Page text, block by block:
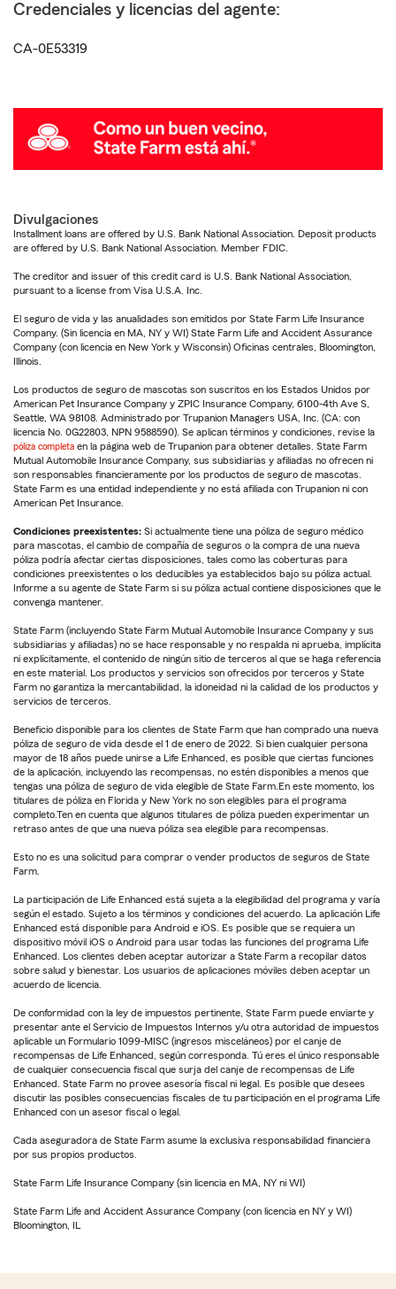
Credenciales y licencias del agente:
CA-0E53319
Divulgaciones
Installment loans are offered by U.S. Bank National Association. Deposit products
are offered by U.S. Bank National Association. Member FDIC.
The creditor and issuer of this credit card is U.S. Bank National Association,
pursuant to a license from Visa U.S.A. Inc.
El seguro de vida y las anualidades son emitidos por State Farm Life Insurance
Company. (Sin licencia en MA, NY y WI) State Farm Life and Accident Assurance
Company (con licencia en New York y Wisconsin) Oficinas centrales, Bloomington,
Illinois.
Los productos de seguro de mascotas son suscritos en los Estados Unidos por
American Pet Insurance Company y ZPIC Insurance Company, 6100-4th Ave S,
Seattle, WA 98108. Administrado por Trupanion Managers USA, Inc. (CA: con
licencia No. 0G22803, NPN 9588590). Se aplican términos y condiciones, revise la
póliza completa en la página web de Trupanion para obtener detalles. State Farm
Mutual Automobile Insurance Company, sus subsidiarias y afiliadas no ofrecen ni
son responsables financieramente por los productos de seguro de mascotas.
State Farm es una entidad independiente y no está afiliada con Trupanion ni con
American Pet Insurance.
Condiciones preexistentes: Si actualmente tiene una póliza de seguro médico
para mascotas, el cambio de compañía de seguros o la compra de una nueva
póliza podría afectar ciertas disposiciones, tales como las coberturas para
condiciones preexistentes o los deducibles ya establecidos bajo su póliza actual.
Informe a su agente de State Farm si su póliza actual contiene disposiciones que le
convenga mantener.
State Farm (incluyendo State Farm Mutual Automobile Insurance Company y sus
subsidiarias y afiliadas) no se hace responsable y no respalda ni aprueba, implícita
ni explícitamente, el contenido de ningún sitio de terceros al que se haga referencia
en este material. Los productos y servicios son ofrecidos por terceros y State
Farm no garantiza la mercantabilidad, la idoneidad ni la calidad de los productos y
servicios de terceros.
Beneficio disponible para los clientes de State Farm que han comprado una nueva
póliza de seguro de vida desde el 1 de enero de 2022. Si bien cualquier persona
mayor de 18 años puede unirse a Life Enhanced, es posible que ciertas funciones
de la aplicación, incluyendo las recompensas, no estén disponibles a menos que
tengas una póliza de seguro de vida elegible de State Farm.En este momento, los
titulares de póliza en Florida y New York no son elegibles para el programa
completo.Ten en cuenta que algunos titulares de póliza pueden experimentar un
retraso antes de que una nueva póliza sea elegible para recompensas.
Esto no es una solicitud para comprar o vender productos de seguros de State
Farm.
La participación de Life Enhanced está sujeta a la elegibilidad del programa y varía
según el estado. Sujeto a los términos y condiciones del acuerdo. La aplicación Life
Enhanced está disponible para Android e iOS. Es posible que se requiera un
dispositivo móvil iOS o Android para usar todas las funciones del programa Life
Enhanced. Los clientes deben aceptar autorizar a State Farm a recopilar datos
sobre salud y bienestar. Los usuarios de aplicaciones móviles deben aceptar un
acuerdo de licencia.
De conformidad con la ley de impuestos pertinente, State Farm puede enviarte y
presentar ante el Servicio de Impuestos Internos y/u otra autoridad de impuestos
aplicable un Formulario 1099-MISC (ingresos misceláneos) por el canje de
recompensas de Life Enhanced, según corresponda. Tú eres el único responsable
de cualquier consecuencia fiscal que surja del canje de recompensas de Life
Enhanced. State Farm no provee asesoría fiscal ni legal. Es posible que desees
discutir las posibles consecuencias fiscales de tu participación en el programa Life
Enhanced con un asesor fiscal o legal.
Cada aseguradora de State Farm asume la exclusiva responsabilidad financiera
por sus propios productos.
State Farm Life Insurance Company (sin licencia en MA, NY ni WI)
State Farm Life and Accident Assurance Company (con licencia en NY y WI)
Bloomington, IL